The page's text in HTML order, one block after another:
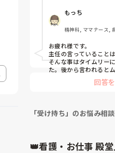
為があった時点で隔離
なたが22日に対処して
と、6日後の今日にかな
言うてこなかったのに
て💦
7月から人事異動で今
たので、あまり暴力行
日勤や早出や遅出など
いけないし、しかも練
されて💦
もっち
精神科, ママナース,
お疲れ様です。
主任の言っていること
そんな事はタイムリー
た。後から言われると
回答
「受け持ち」のお悩み相
👑看護・お仕事 殿